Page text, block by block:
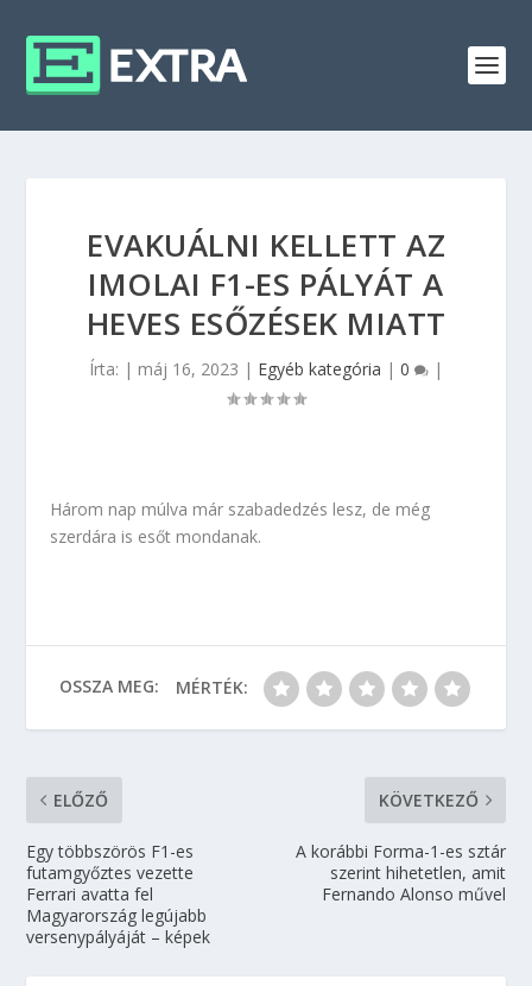
EVAKUÁLNI KELLETT AZ
IMOLAI F1-ES PÁLYÁT A
HEVES ESŐZÉSEK MIATT
Írta: | máj 16, 2023 | Egyéb kategória | 0 |
Három nap múlva már szabadedzés lesz, de még
szerdára is esőt mondanak.
OSSZA MEG: MÉRTÉK:
ELŐZŐ
Egy többszörös F1-es
futamgyőztes vezette
Ferrari avatta fel
Magyarország legújabb
versenypályáját – képek
KÖVETKEZŐ
A korábbi Forma-1-es sztár
szerint hihetetlen, amit
Fernando Alonso művel